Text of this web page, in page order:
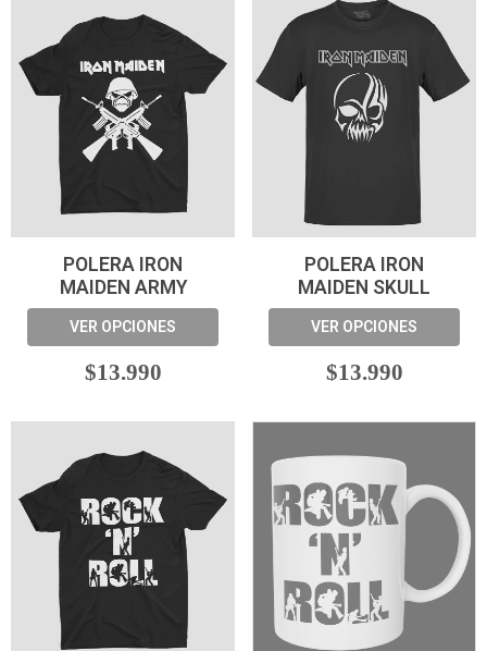
POLERA IRON
MAIDEN ARMY
VER OPCIONES
$13.990
POLERA IRON
MAIDEN SKULL
VER OPCIONES
$13.990